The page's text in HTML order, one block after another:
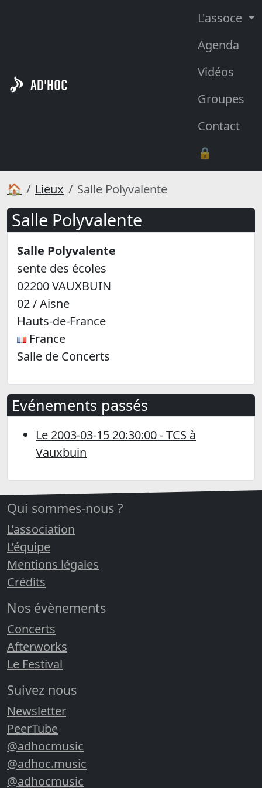
AD'HOC
L'assoce
Agenda
Vidéos
Groupes
Contact
🔒
🏠 Lieux Salle Polyvalente
Salle Polyvalente
Salle Polyvalente
sente des écoles
02200 VAUXBUIN
02 / Aisne
Hauts-de-France
France
Salle de Concerts
+
−
Leaflet|données ©OpenStreetMap
Evénements passés
Le 2003-03-15 20:30:00 - TCS à
Vauxbuin
Qui sommes-nous ?
L’association
L’équipe
Mentions légales
Crédits
Nos évènements
Concerts
Afterworks
Le Festival
Suivez nous
Newsletter
PeerTube
@adhocmusic
@adhoc.music
@adhocmusic